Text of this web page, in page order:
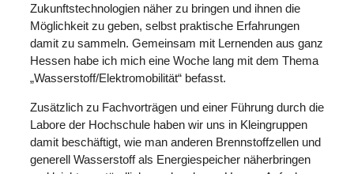
Zukunftstechnologien näher zu bringen und ihnen die
Möglichkeit zu geben, selbst praktische Erfahrungen
damit zu sammeln. Gemeinsam mit Lernenden aus ganz
Hessen habe ich mich eine Woche lang mit dem Thema
„Wasserstoff/Elektromobilität“ befasst.
Zusätzlich zu Fachvorträgen und einer Führung durch die
Labore der Hochschule haben wir uns in Kleingruppen
damit beschäftigt, wie man anderen Brennstoffzellen und
generell Wasserstoff als Energiespeicher näherbringen